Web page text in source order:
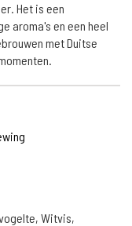
Het is een
aroma's en een heel
met Duitse
Witvis,